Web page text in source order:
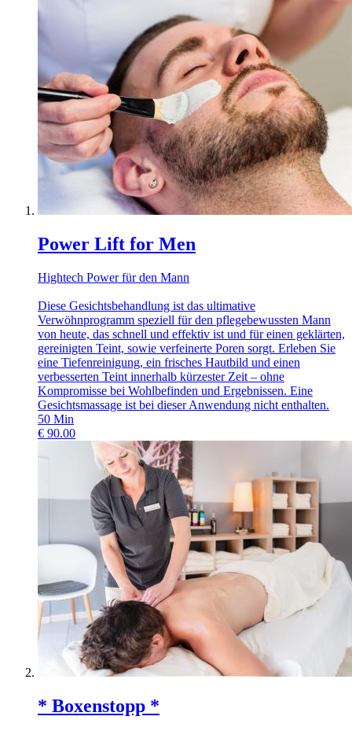
Power Lift for Men
Hightech Power für den Mann
Diese Gesichtsbehandlung ist das ultimative
Verwöhnprogramm speziell für den pflegebewussten Mann
von heute, das schnell und effektiv ist und für einen geklärten,
gereinigten Teint, sowie verfeinerte Poren sorgt. Erleben Sie
eine Tiefenreinigung, ein frisches Hautbild und einen
verbesserten Teint innerhalb kürzester Zeit – ohne
Kompromisse bei Wohlbefinden und Ergebnissen. Eine
Gesichtsmassage ist bei dieser Anwendung nicht enthalten.
50 Min
€ 90.00
* Boxenstopp *